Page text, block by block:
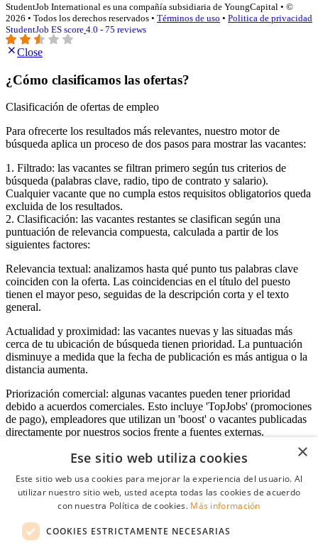
StudentJob International es una compañía subsidiaria de YoungCapital • ©
2026 • Todos los derechos reservados • Términos de uso • Politica de privacidad
StudentJob ES score 4.0 - 75 reviews
Close
¿Cómo clasificamos las ofertas?
Clasificación de ofertas de empleo
Para ofrecerte los resultados más relevantes, nuestro motor de
búsqueda aplica un proceso de dos pasos para mostrar las vacantes:
1. Filtrado: las vacantes se filtran primero según tus criterios de
búsqueda (palabras clave, radio, tipo de contrato y salario).
Cualquier vacante que no cumpla estos requisitos obligatorios queda
excluida de los resultados.
2. Clasificación: las vacantes restantes se clasifican según una
puntuación de relevancia compuesta, calculada a partir de los
siguientes factores:
Relevancia textual: analizamos hasta qué punto tus palabras clave
coinciden con la oferta. Las coincidencias en el título del puesto
tienen el mayor peso, seguidas de la descripción corta y el texto
general.
Actualidad y proximidad: las vacantes nuevas y las situadas más
cerca de tu ubicación de búsqueda tienen prioridad. La puntuación
disminuye a medida que la fecha de publicación es más antigua o la
distancia aumenta.
Priorización comercial: algunas vacantes pueden tener prioridad
debido a acuerdos comerciales. Esto incluye 'TopJobs' (promociones
de pago), empleadores que utilizan un 'boost' o vacantes publicadas
directamente por nuestros socios frente a fuentes externas.
Acceso empresas
Contraseña
×
Ese sitio web utiliza cookies
Este sitio web usa cookies para mejorar la experiencia del usuario. Al
utilizar nuestro sitio web, usted acepta todas las cookies de acuerdo
con nuestra Política de cookies. Más información
COOKIES ESTRICTAMENTE NECESARIAS